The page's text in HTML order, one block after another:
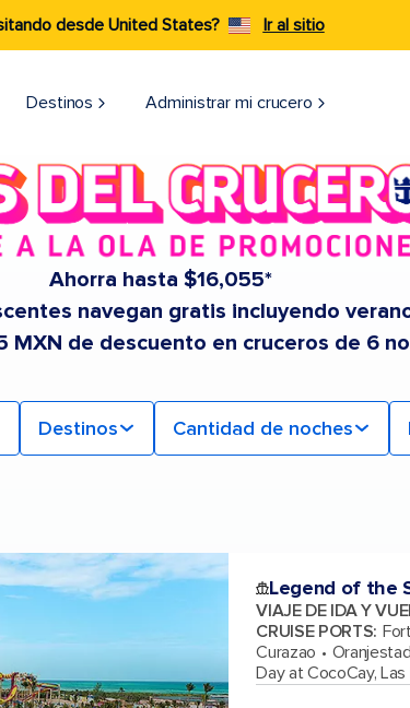
desde United States? Ir al sitio
Destinos Administrar mi crucero
Ahorra hasta $16,055*
navegan gratis incluyendo
MXN de descuento en cruceros de 6
Destinos Cantidad de noches
Legend of the
VIAJE DE IDA Y
CRUISE PORTS:
Curazao
Day at CocoCay, Las